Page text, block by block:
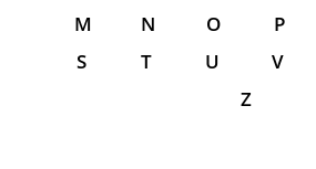
M
N O P
S
T U V
Z